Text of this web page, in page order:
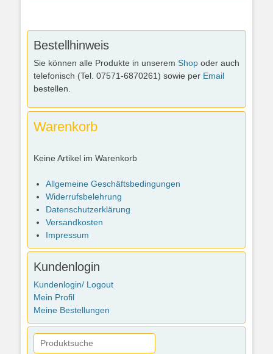
Bestellhinweis
Sie können alle Produkte in unserem Shop oder auch
telefonisch (Tel. 07571-6870261) sowie per Email
bestellen.
Warenkorb
Keine Artikel im Warenkorb
Allgemeine Geschäftsbedingungen
Widerrufsbelehrung
Datenschutzerklärung
Versandkosten
Impressum
Kundenlogin
Kundenlogin/ Logout
Mein Profil
Meine Bestellungen